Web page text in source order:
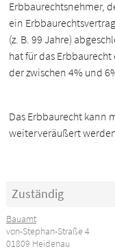
Erbbaurechtsnehmer,
ein
(z. B. 99 Jahre)
hat für das
der zwischen 4% und
Das Erbbaurecht kann
weiterveräußert
Zuständig
Bauamt
von-Stephan-Straße 4
01809 Heidenau